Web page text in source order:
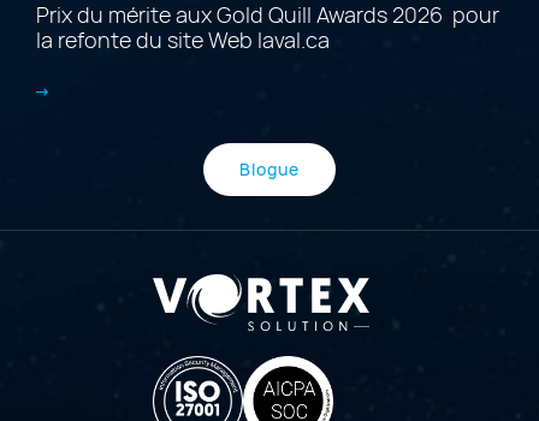
Prix du mérite aux Gold Quill Awards 2026 pour
la refonte du site Web laval.ca
Blogue